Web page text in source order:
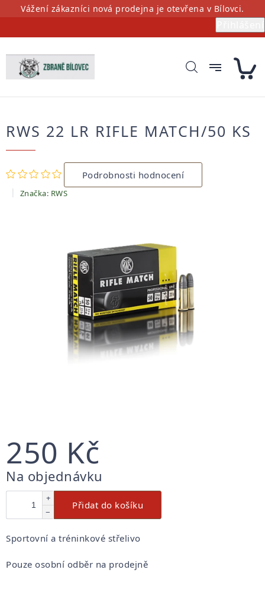
PřejítVážení zákazníci nová prodejna je otevřena v Bílovci.
RWS 22 LR RIFLE MATCH/50 KS
Průměrné
hodnocení
produktu
je
Podrobnosti hodnocení
Značka: RWS
250 Kč
Měrná
Na objednávku
+
−
Přidat do košíku
Sportovní a tréninkové střelivo
Pouze osobní odběr na prodejně